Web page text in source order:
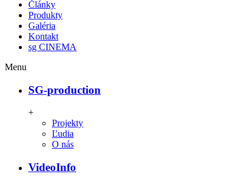
Články
Produkty
Galéria
Kontakt
sg CINEMA
Menu
SG-production
+
Projekty
Ľudia
O nás
VideoInfo